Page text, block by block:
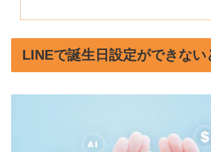
LINEで誕生日設定ができない